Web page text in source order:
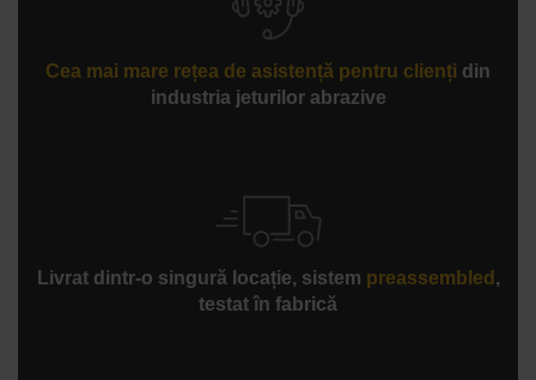
majoritatea lucrărilor cu un zgomot mai mic de 80 dBA.
Cea mai mare rețea de asistență pentru clienți din
industria jeturilor abrazive
Livrat dintr-o singură locație, sistem preassembled ,
testat în fabrică